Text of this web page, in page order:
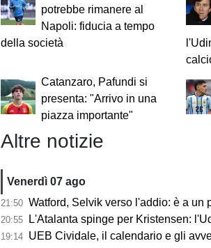
potrebbe rimanere al
Napoli: fiducia a tempo
della società
Catanzaro, Pafundi si
presenta: "Arrivo in una
piazza importante"
Altre notizie
Venerdì 07 ago
21:50 Watford, Selvik verso l'addio: è a un
20:55 L'Atalanta spinge per Kristensen:
19:14 UEB Cividale, il calendario e gli